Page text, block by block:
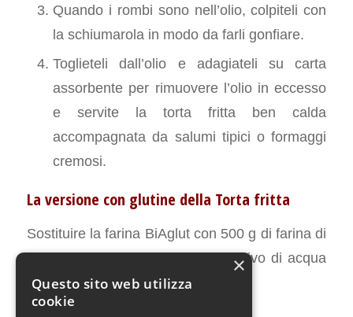
Quando i rombi sono nell’olio, colpiteli con
la schiumarola in modo da farli gonfiare.
Toglieteli dall’olio e adagiateli su carta
assorbente per rimuovere l’olio in eccesso
e servite la torta fritta ben calda
accompagnata da salumi tipici o formaggi
cremosi.
La versione con glutine della Torta fritta
Sostituire la farina BiAglut con 500 g di farina di
frumento ed aggiustate il quantitativo di acqua
se necessario.
×
Questo sito web utilizza
cookie